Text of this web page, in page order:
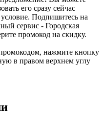
его сразу сейчас
Подпишитесь на
сервис - Городская
промокод на скидку.
нажмите кнопку
в правом верхнем углу